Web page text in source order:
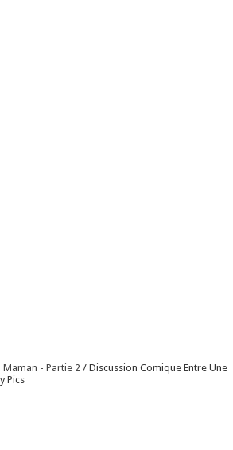
Maman - Partie 2 / Discussion Comique Entre Une
Pics